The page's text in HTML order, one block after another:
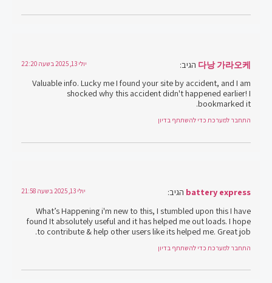
다낭 가라오케 הגיב: יולי 13, 2025 בשעה 22:20
Valuable info. Lucky me I found your site by accident, and I am
shocked why this accident didn't happened earlier! I
bookmarked it.
התחבר למערכת כדי להשתתף בדיון
battery express הגיב: יולי 13, 2025 בשעה 21:58
What’s Happening i'm new to this, I stumbled upon this I have
found It absolutely useful and it has helped me out loads. I hope
to contribute & help other users like its helped me. Great job.
התחבר למערכת כדי להשתתף בדיון